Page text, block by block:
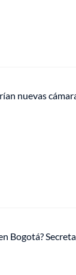
nuevas
Bogotá?